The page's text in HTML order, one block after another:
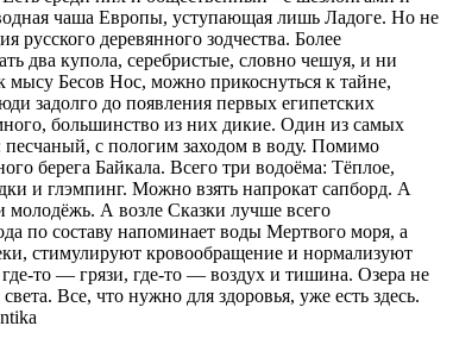
чаша Европы, уступающая лишь Ладоге. Но не
деревянного зодчества. Более
два купола, серебристые, словно чешуя, и ни
мысу Бесов Нос, можно прикоснуться к тайне,
задолго до появления первых египетских
большинство из них дикие. Один из самых
с пологим заходом в воду. Помимо
берега Байкала. Всего три водоёма: Тёплое,
и глэмпинг. Можно взять напрокат сапборд. А
молодёжь. А возле Сказки лучше всего
по составу напоминает воды Мертвого моря, а
стимулируют кровообращение и нормализуют
то — грязи, где-то — воздух и тишина. Озера не
Все, что нужно для здоровья, уже есть здесь.